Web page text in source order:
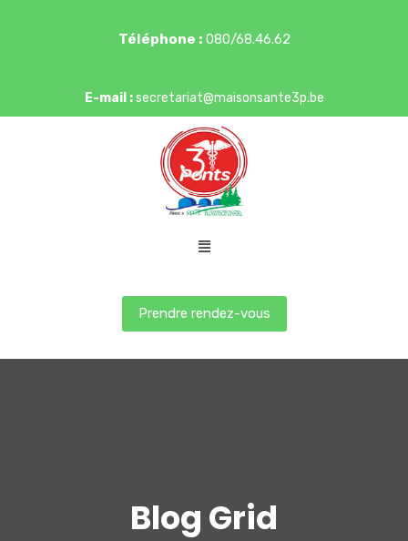
Téléphone :080/68.46.62
E-mail :secretariat@maisonsante3p.be
Prendre rendez-vous
Blog Grid